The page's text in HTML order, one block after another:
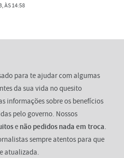
ÀS 14:58
para te ajudar com algumas
da sua vida no quesito
informações sobre os benefícios
pelo governo. Nossos
e não pedidos nada em troca.
sempre atentos para que
atualizada.